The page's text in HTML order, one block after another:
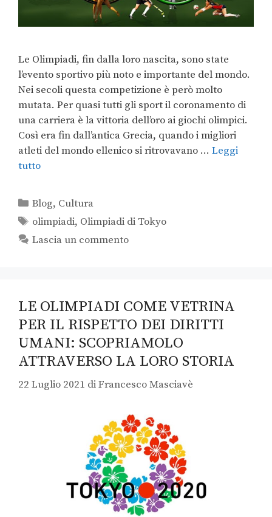
Le Olimpiadi, fin dalla loro nascita, sono state
l’evento sportivo più noto e importante del mondo.
Nei secoli questa competizione è però molto
mutata. Per quasi tutti gli sport il coronamento di
una carriera è la vittoria dell’oro ai giochi olimpici.
Così era fin dall’antica Grecia, quando i migliori
atleti del mondo ellenico si ritrovavano … Leggi
tutto
Blog, Cultura
olimpiadi, Olimpiadi di Tokyo
Lascia un commento
LE OLIMPIADI COME VETRINA
PER IL RISPETTO DEI DIRITTI
UMANI: SCOPRIAMOLO
ATTRAVERSO LA LORO STORIA
22 Luglio 2021 diFrancesco Masciavè